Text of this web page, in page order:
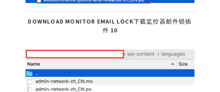
DOWNLOAD MONITOR EMAIL LOCK下载监控器邮件锁插
件 10